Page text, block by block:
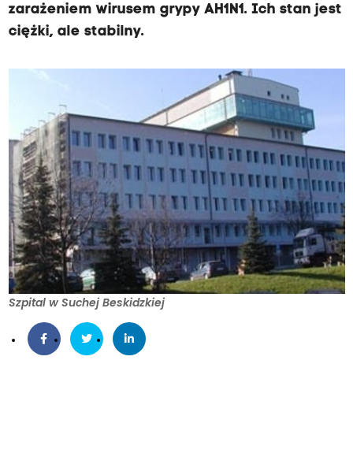
zarażeniem wirusem grypy AH1N1. Ich stan jest
ciężki, ale stabilny.
Szpital w Suchej Beskidzkiej